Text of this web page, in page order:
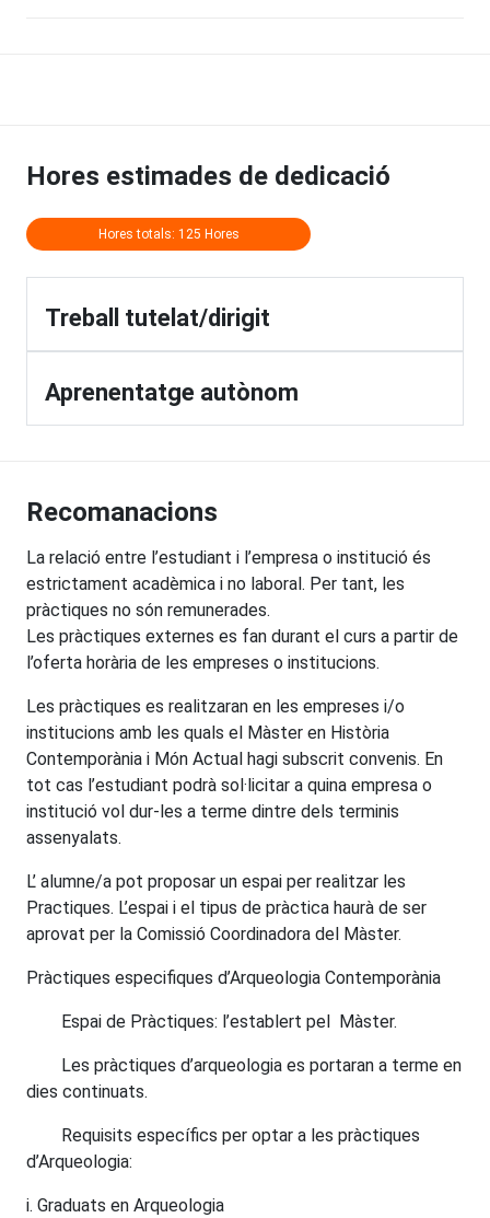
Hores estimades de dedicació
Hores totals: 125 Hores
Treball tutelat/dirigit
Aprenentatge autònom
Recomanacions
La relació entre l’estudiant i l’empresa o institució és
estrictament acadèmica i no laboral. Per tant, les
pràctiques no són remunerades.
Les pràctiques externes es fan durant el curs a partir de
l’oferta horària de les empreses o institucions.
Les pràctiques es realitzaran en les empreses i/o
institucions amb les quals el Màster en Història
Contemporània i Món Actual hagi subscrit convenis. En
tot cas l’estudiant podrà sol·licitar a quina empresa o
institució vol dur-les a terme dintre dels terminis
assenyalats.
L’ alumne/a pot proposar un espai per realitzar les
Practiques. L’espai i el tipus de pràctica haurà de ser
aprovat per la Comissió Coordinadora del Màster.
Pràctiques especifiques d’Arqueologia Contemporània
Espai de Pràctiques: l’establert pel Màster.
Les pràctiques d’arqueologia es portaran a terme en
dies continuats.
Requisits específics per optar a les pràctiques
d’Arqueologia:
i. Graduats en Arqueologia